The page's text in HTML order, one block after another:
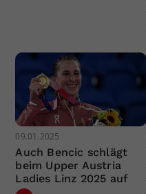
09.01.2025
Auch Bencic schlägt
beim Upper Austria
Ladies Linz 2025 auf